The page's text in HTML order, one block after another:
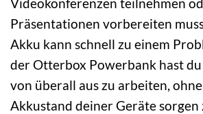
Präsentationen vorbereiten
Akku kann schnell zu einem
der Otterbox Powerbank hast
von überall aus zu arbeiten,
Akkustand deiner Geräte sorgen